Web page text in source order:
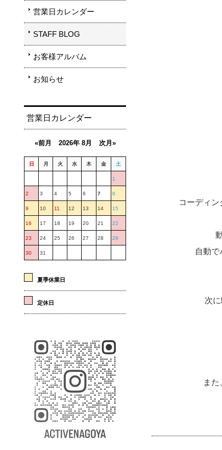
営業日カレンダー
STAFF BLOG
お客様アルバム
お知らせ
営業日カレンダー
«前月 2026年 8月 次月»
日 月 火 水 木 金 土
1
2 3 4 5 6 7 8
9 10 11 12 13 14 15
16 17 18 19 20 21 22
23 24 25 26 27 28 29
30 31
夏季休業日
定休日
コーディ
動
自動で
次に
ま